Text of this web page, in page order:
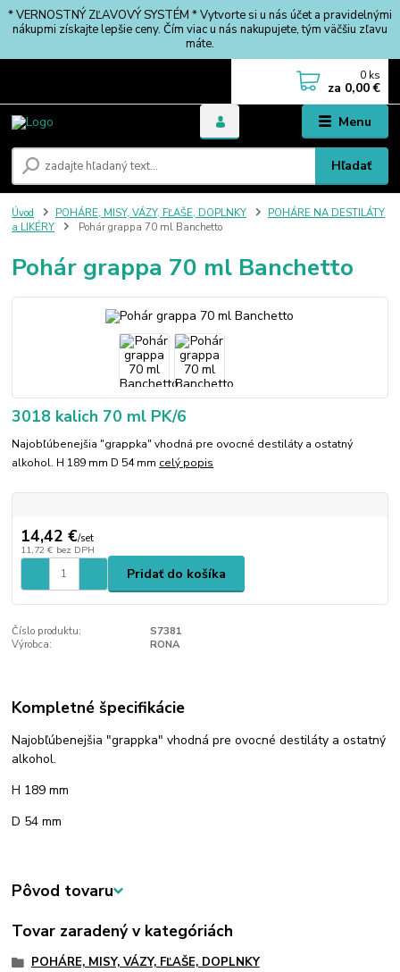
* VERNOSTNÝ ZĽAVOVÝ SYSTÉM * Vytvorte si u nás účet a pravidelnými
nákupmi získajte lepšie ceny. Čím viac u nás nakupujete, tým väčšiu zľavu
máte.
Menu
Hľadať
0 ks
za 0,00 €
Úvod POHÁRE, MISY, VÁZY, FĽAŠE, DOPLNKY
POHÁRE NA DESTILÁTY
a LIKÉRY
Pohár grappa 70 ml Banchetto
Pohár grappa 70 ml Banchetto
3018 kalich 70 ml PK/6
Najobľúbenejšia "grappka" vhodná pre ovocné destiláty a ostatný
alkohol. H 189 mm D 54 mm celý popis
14,42 €/set
11,72 € bez DPH
Pridať do košíka
Číslo produktu:
S7381
Výrobca:
RONA
Kompletné špecifikácie
Najobľúbenejšia "grappka" vhodná pre ovocné destiláty a ostatný
alkohol.
H 189 mm
D 54 mm
Pôvod tovaru
Tovar zaradený v kategóriách
POHÁRE, MISY, VÁZY, FĽAŠE, DOPLNKY